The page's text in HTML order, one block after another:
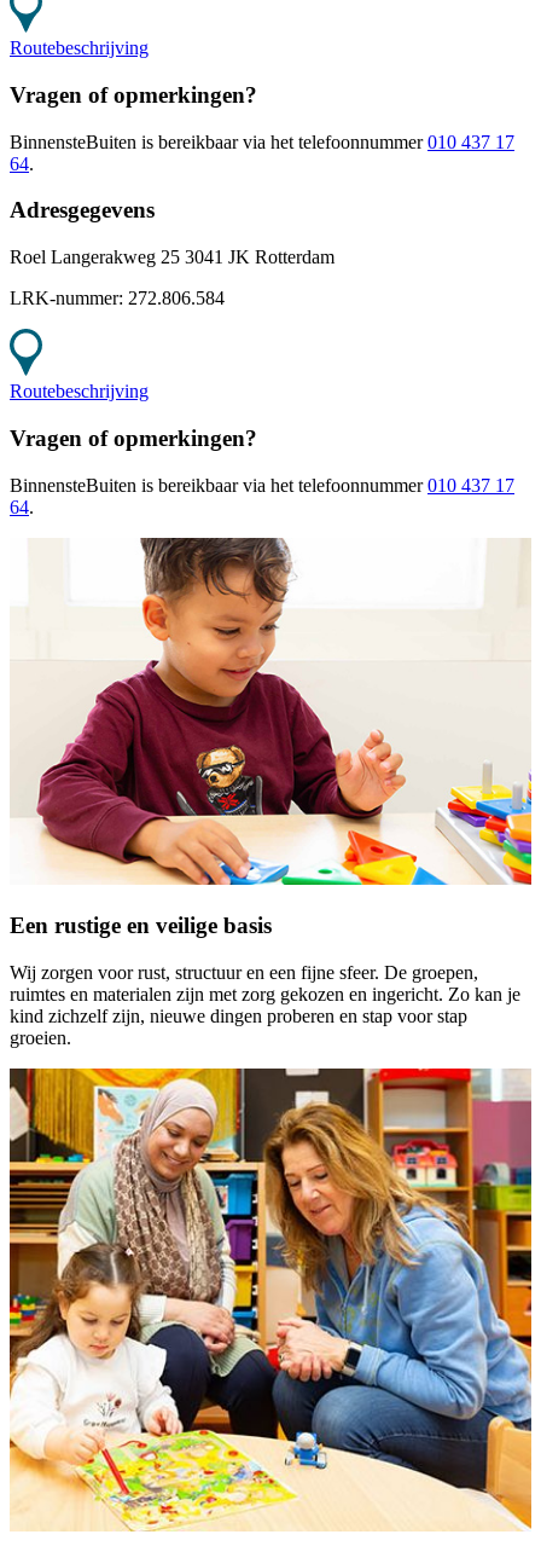
Routebeschrijving
Vragen of opmerkingen?
BinnensteBuiten is bereikbaar via het telefoonnummer 010 437 17
64.
Adresgegevens
Roel Langerakweg 25 3041 JK Rotterdam
LRK-nummer: 272.806.584
Routebeschrijving
Vragen of opmerkingen?
BinnensteBuiten is bereikbaar via het telefoonnummer 010 437 17
64.
Een rustige en veilige basis
Wij zorgen voor rust, structuur en een fijne sfeer. De groepen,
ruimtes en materialen zijn met zorg gekozen en ingericht. Zo kan je
kind zichzelf zijn, nieuwe dingen proberen en stap voor stap
groeien.